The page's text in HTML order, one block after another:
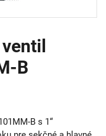
B
B s 1“